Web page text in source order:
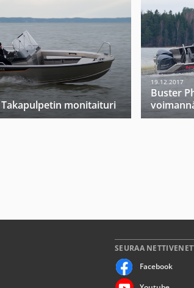
Takapulpetin monitaituri
19.12.2017
Buster
SEURAA
Facebook